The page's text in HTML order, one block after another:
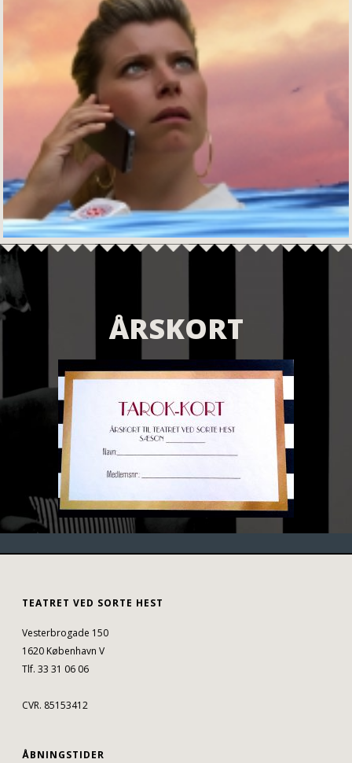
ÅRSKORT
TEATRET VED SORTE HEST
Vesterbrogade 150
1620 København V
Tlf. 33 31 06 06
CVR. 85153412
ÅBNINGSTIDER